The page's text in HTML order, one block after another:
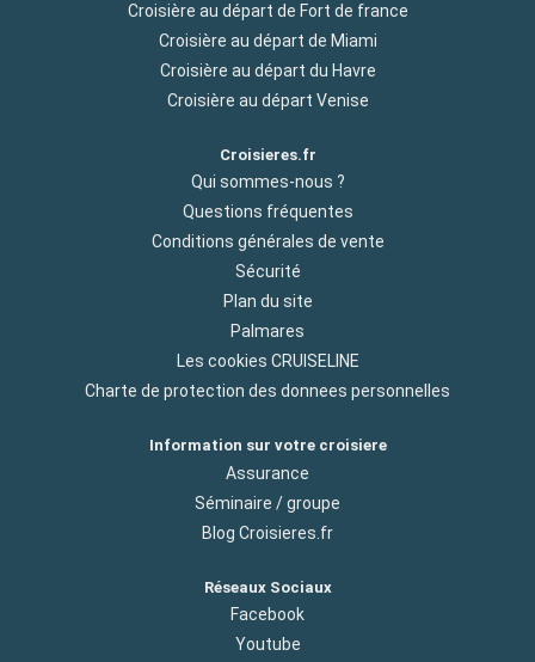
Croisière au départ de Fort de france
Croisière au départ de Miami
Croisière au départ du Havre
Croisière au départ Venise
Croisieres.fr
Qui sommes-nous ?
Questions fréquentes
Conditions générales de vente
Sécurité
Plan du site
Palmares
Les cookies CRUISELINE
Charte de protection des donnees personnelles
Information sur votre croisiere
Assurance
Séminaire / groupe
Blog Croisieres.fr
Réseaux Sociaux
Facebook
Youtube